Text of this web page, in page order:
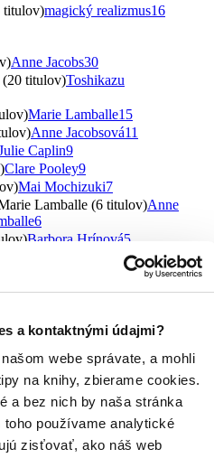
a kontaktnými údajmi?
webe správate, a mohli
na knihy, zbierame cookies.
a bez nich by naša stránka
používame analytické
zisťovať, ako náš web
titulov)magický realizmus16
Anne Jacobs30
(20 titulov)Toshikazu
Marie Lamballe15
Anne Jacobsová11
Caplin9
Clare Pooley9
Mai Mochizuki7
Lamballe (6 titulov)Anne
6
Barbora Hrínová5
Tošikazu Kawaguči4
Debbie Johnsonová3
Debbie Johnson3
Karolína Fílová3
Heather Webber3
Marie Lacrosse2
Kral2
Anna Sólyom2
Julie Caplinová